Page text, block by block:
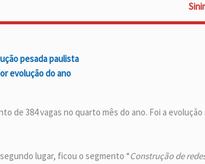
pesada paulista
evolução do ano
de 384 vagas no quarto mês do ano. Foi a evolução
lugar, ficou o segmento “Construção de